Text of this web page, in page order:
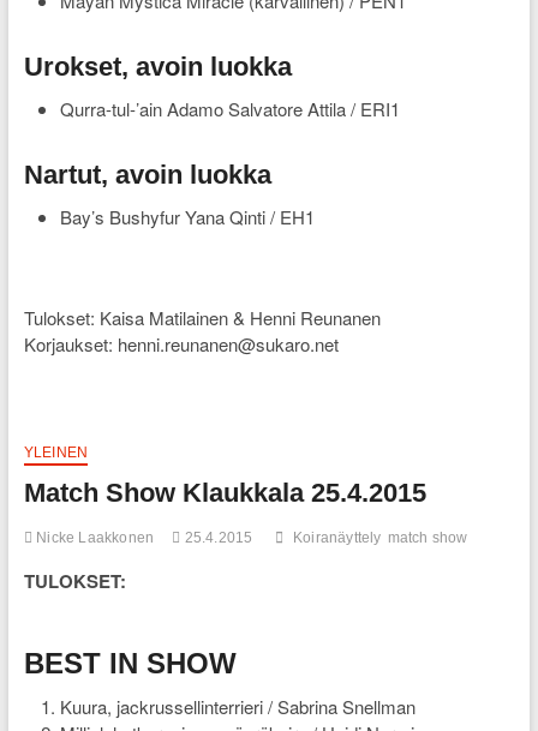
Urokset, avoin luokka
Qurra-tul-’ain Adamo Salvatore Attila / ERI1
Nartut, avoin luokka
Bay’s Bushyfur Yana Qinti / EH1
Tulokset: Kaisa Matilainen & Henni Reunanen
Korjaukset: henni.reunanen@sukaro.net
YLEINEN
Match Show Klaukkala 25.4.2015
Nicke Laakkonen 25.4.2015 Koiranäyttely match show
TULOKSET:
BEST IN SHOW
Kuura, jackrussellinterrieri / Sabrina Snellman